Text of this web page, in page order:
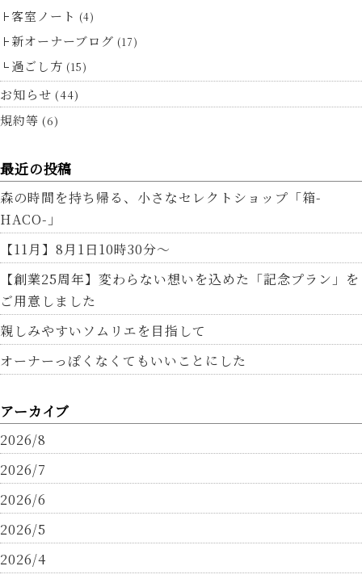
客室ノート (4)
新オーナーブログ (17)
過ごし方 (15)
お知らせ (44)
規約等 (6)
最近の投稿
森の時間を持ち帰る、小さなセレクトショップ「箱-
HACO-」
【11月】8月1日10時30分～
【創業25周年】変わらない想いを込めた「記念プラン」を
ご用意しました
親しみやすいソムリエを目指して
オーナーっぽくなくてもいいことにした
アーカイブ
2026/8
2026/7
2026/6
2026/5
2026/4